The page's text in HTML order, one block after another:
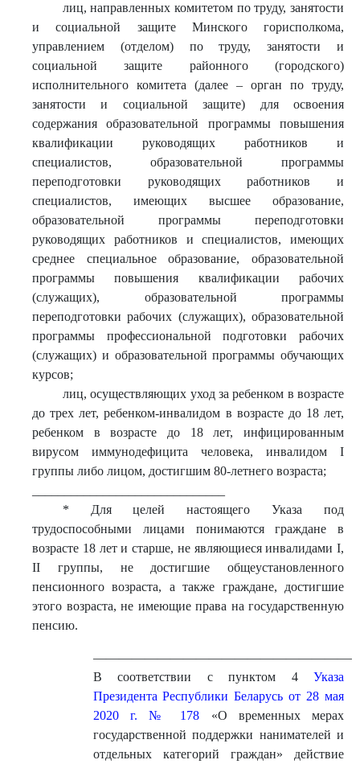
лиц, направленных комитетом по труду, занятости
и социальной защите Минского горисполкома,
управлением (отделом) по труду, занятости и
социальной защите районного (городского)
исполнительного комитета (далее – орган по труду,
занятости и социальной защите) для освоения
содержания образовательной программы повышения
квалификации руководящих работников и
специалистов, образовательной программы
переподготовки руководящих работников и
специалистов, имеющих высшее образование,
образовательной программы переподготовки
руководящих работников и специалистов, имеющих
среднее специальное образование, образовательной
программы повышения квалификации рабочих
(служащих), образовательной программы
переподготовки рабочих (служащих), образовательной
программы профессиональной подготовки рабочих
(служащих) и образовательной программы обучающих
курсов;
лиц, осуществляющих уход за ребенком в возрасте
до трех лет, ребенком-инвалидом в возрасте до 18 лет,
ребенком в возрасте до 18 лет, инфицированным
вирусом иммунодефицита человека, инвалидом I
группы либо лицом, достигшим 80-летнего возраста;
* Для целей настоящего Указа под
трудоспособными лицами понимаются граждане в
возрасте 18 лет и старше, не являющиеся инвалидами I,
II группы, не достигшие общеустановленного
пенсионного возраста, а также граждане, достигшие
этого возраста, не имеющие права на государственную
пенсию.
В соответствии с пунктом 4 Указа
Президента Республики Беларусь от 28 мая
2020 г. № 178 «О временных мерах
государственной поддержки нанимателей и
отдельных категорий граждан» действие